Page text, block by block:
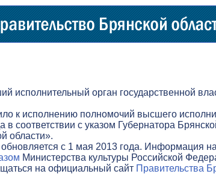
исполнительный орган государственной
к исполнению полномочий высшего
в соответствии с указом Губернатора
области».
с 1 мая 2013 года. Информация
Министерства культуры Российской
на официальный сайт Правительства